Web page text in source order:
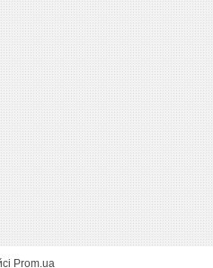
Prom.ua